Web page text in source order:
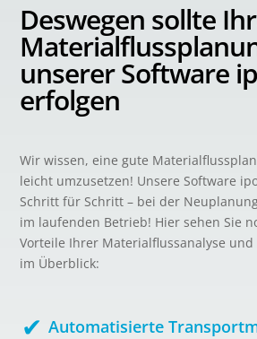
Deswegen sollte
unserer Software
erfolgen
Wir wissen, eine gute
leicht umzusetzen! Unsere Software
Schritt für Schritt – bei der
im laufenden Betrieb! Hier sehen Sie
Vorteile Ihrer Materialflussanalyse
im Überblick:
Automatisierte